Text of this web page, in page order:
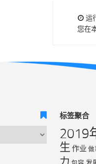
运
您在
标签聚合
2019
生 作业 做
力